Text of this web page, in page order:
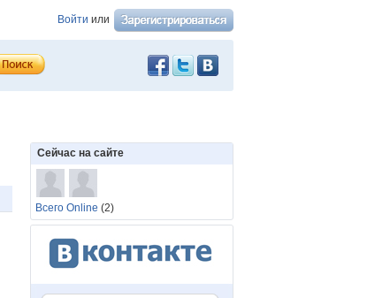
Войти или
Сейчас на сайте
Всего Online (2)